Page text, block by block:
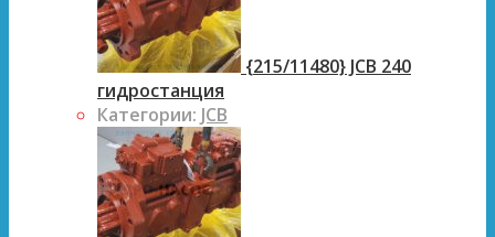
{215/11480} JCB 240
гидростанция
Категории: JCB